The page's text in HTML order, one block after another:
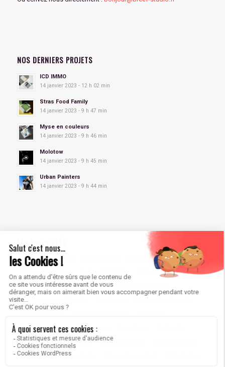
NOS DERNIERS PROJETS
ICD IMMO
14 janvier 2023 - 12 h 02 min
Stras Food Family
14 janvier 2023 - 9 h 47 min
Myse en couleurs
14 janvier 2023 - 9 h 46 min
Molotow
14 janvier 2023 - 9 h 45 min
Urban Painters
14 janvier 2023 - 9 h 44 min
LES MOTS CLÉS
Affiches Artisans Boutiques Brochures
Cartes de restaurants
Cartes de visites Catalogues Chartes graphiques
Drapeaux promotionnels
Insertions presse Kakémonos
Packshots Restaurants Réseaux sociaux
Sites vitrines Sous-bocks